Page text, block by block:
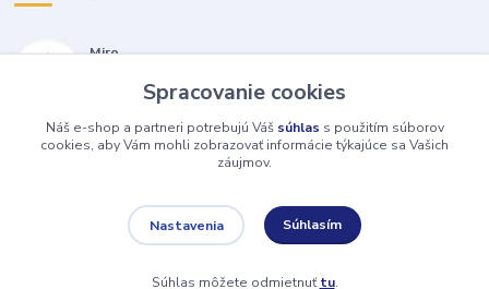
Miro
(Po-Pia, 7-17 hod.)
isopneumatiky@isopneumatiky.sk
Spracovanie cookies
Náš e-shop a partneri potrebujú Váš súhlas s použitím súborov
cookies, aby Vám mohli zobrazovať informácie týkajúce sa Vašich
záujmov.
Nastavenia Súhlasím
Súhlas môžete odmietnuťtu.